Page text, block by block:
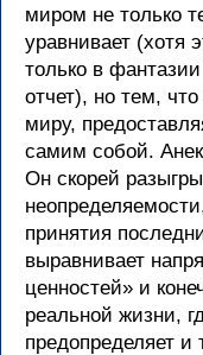
миром не только
уравнивает (хотя
только в
отчет), но тем,
миру,
самим собой.
Он скорей
принятия
выравнивает
ценностей» и
реальной жизни,
предопределяет